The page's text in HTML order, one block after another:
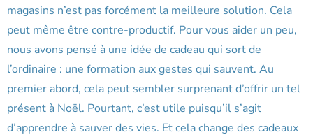
magasins n’est pas forcément la meilleure solution. Cela
peut même être contre-productif. Pour vous aider un peu,
nous avons pensé à une idée de cadeau qui sort de
l’ordinaire : une formation aux gestes qui sauvent. Au
premier abord, cela peut sembler surprenant d’offrir un tel
présent à Noël. Pourtant, c’est utile puisqu’il s’agit
d’apprendre à sauver des vies. Et cela change des cadeaux